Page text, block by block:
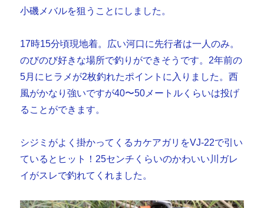
小磯メバルを狙うことにしました。
17時15分頃現地着。広い河口に先行者は一人のみ。
のびのび好きな場所で釣りができそうです。2年前の
5月にヒラメが2枚釣れたポイントに入りました。西
風がかなり強いですが40〜50メートルくらいは投げ
ることができます。
シジミがよく掛かってくるカケアガリをVJ-22で引い
ているとヒット！25センチくらいのかわいい川ガレ
イがスレで釣れてくれました。